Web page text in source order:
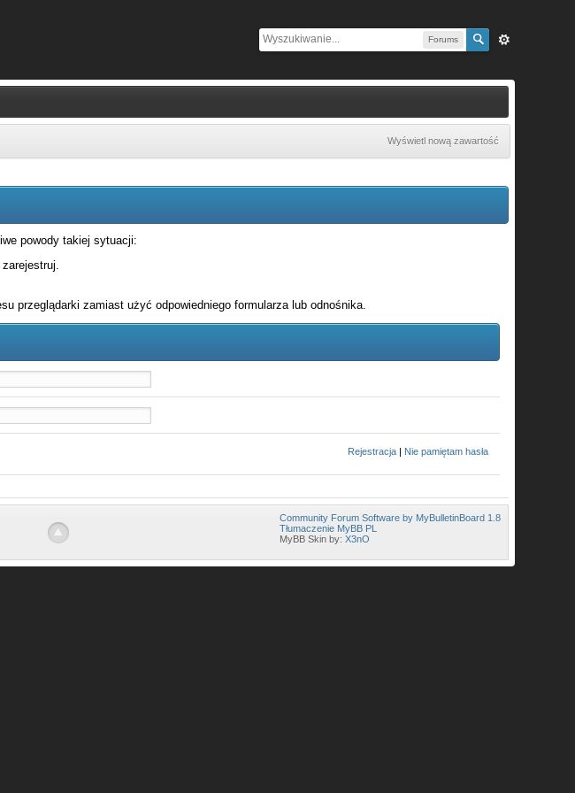
Forums
Wyświetl nową zawartość
powody takiej sytuacji:
przeglądarki zamiast użyć odpowiedniego formularza lub odnośnika.
Rejestracja | Nie pamiętam hasła
Community Forum Software by MyBulletinBoard 1.8
Tłumaczenie MyBB PL
MyBB Skin by:X3nO